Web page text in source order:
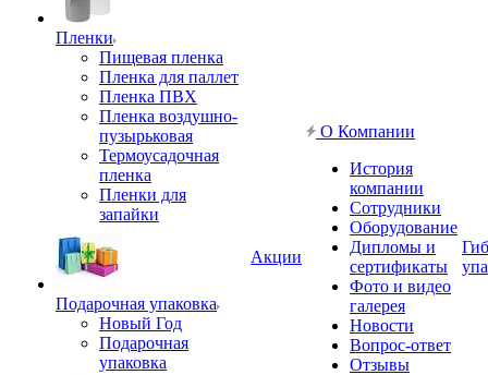
Пленки
Пищевая пленка
Пленка для паллет
Пленка ПВХ
Пленка воздушно-
пузырьковая
Термоусадочная
пленка
Пленки для
запайки
Подарочная упаковка
Новый Год
Подарочная
упаковка
Акции
О Компании
История
компании
Сотрудники
Оборудование
Дипломы и
сертификаты
Фото и видео
галерея
Новости
Вопрос-ответ
Отзывы